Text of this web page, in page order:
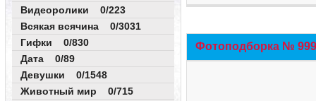
Видеоролики 0/223
Всякая всячина 0/3031
Гифки 0/830
Дата 0/89
Девушки 0/1548
Животный мир 0/715
Фотоподборка №